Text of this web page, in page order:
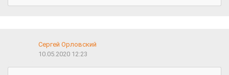
Сергей Орловский
10.05.2020 12:23